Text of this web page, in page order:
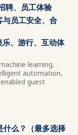
聘、员工体验
员工安全、合
、游行、互动体
learning,
automation,
guest
什么？（最多选择